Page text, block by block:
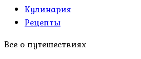
Кулинария
Рецепты
Все о путешествиях